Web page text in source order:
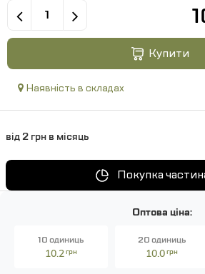
Купити
Наявність в складах
від 2 грн в місяць
Покупка
Оптова ціна:
10 одиниць
10.2грн
20 одиниць
10.0грн